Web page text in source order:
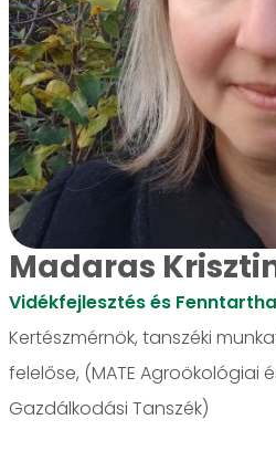
Madaras
Vidékfejlesztés és
Kertészmérnök, tanszéki
felelőse, (MATE Agroökológiai
Gazdálkodási Tanszék)